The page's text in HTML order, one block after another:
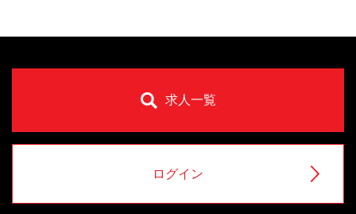
求人一覧
ログイン